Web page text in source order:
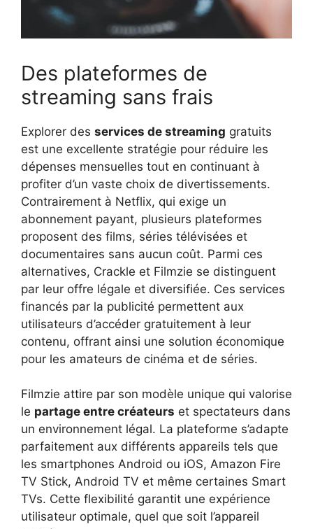
Des plateformes de
streaming sans frais
Explorer des services de streaming gratuits
est une excellente stratégie pour réduire les
dépenses mensuelles tout en continuant à
profiter d’un vaste choix de divertissements.
Contrairement à Netflix, qui exige un
abonnement payant, plusieurs plateformes
proposent des films, séries télévisées et
documentaires sans aucun coût. Parmi ces
alternatives, Crackle et Filmzie se distinguent
par leur offre légale et diversifiée. Ces services
financés par la publicité permettent aux
utilisateurs d’accéder gratuitement à leur
contenu, offrant ainsi une solution économique
pour les amateurs de cinéma et de séries.
Filmzie attire par son modèle unique qui valorise
le partage entre créateurs et spectateurs dans
un environnement légal. La plateforme s’adapte
parfaitement aux différents appareils tels que
les smartphones Android ou iOS, Amazon Fire
TV Stick, Android TV et même certaines Smart
TVs. Cette flexibilité garantit une expérience
utilisateur optimale, quel que soit l’appareil